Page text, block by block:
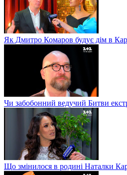
Як Дмитро Комаров будує дім в
Чи забобонний ведучий Битви
Що змінилося в родині Наталки